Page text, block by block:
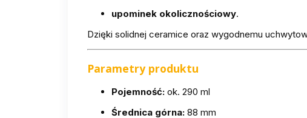
upominek okolicznościowy.
Dzięki solidnej ceramice oraz wygodnemu
Parametry produktu
Pojemność: ok. 290 ml
Średnica górna: 88 mm